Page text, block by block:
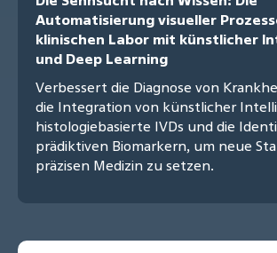
Automatisierung visueller
klinischen Labor mit künstlicher
und Deep Learning
Verbessert die Diagnose von
die Integration von künstlicher
histologiebasierte IVDs und die
prädiktiven Biomarkern, um neue
präzisen Medizin zu setzen.